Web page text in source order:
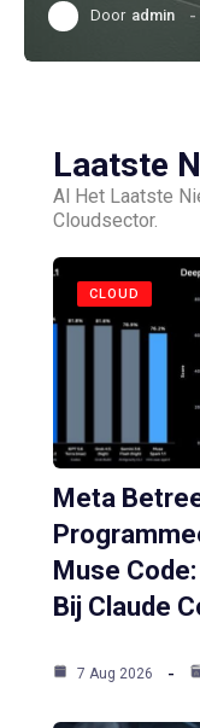
Door admin
Laatste
Al Het Laatste
Cloudsector.
CLOUD
Meta
Muse
Bij Claude
7 Aug 2026